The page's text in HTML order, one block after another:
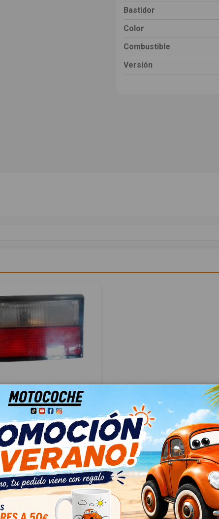
Bastidor
Color
Combustible
Versión
IZQUIERDO
BERLINA 2.0 HDI CAT
IVA